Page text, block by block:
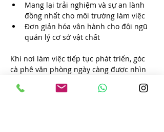
Mang lại trải nghiệm và sự an lành
đồng nhất cho môi trường làm việc
Đơn giản hóa vận hành cho đội ngũ
quản lý cơ sở vật chất
Khi nơi làm việc tiếp tục phát triển, góc
cà phê văn phòng ngày càng được nhìn
một yếu tố nhỏ nhưng có ý nghĩa trong